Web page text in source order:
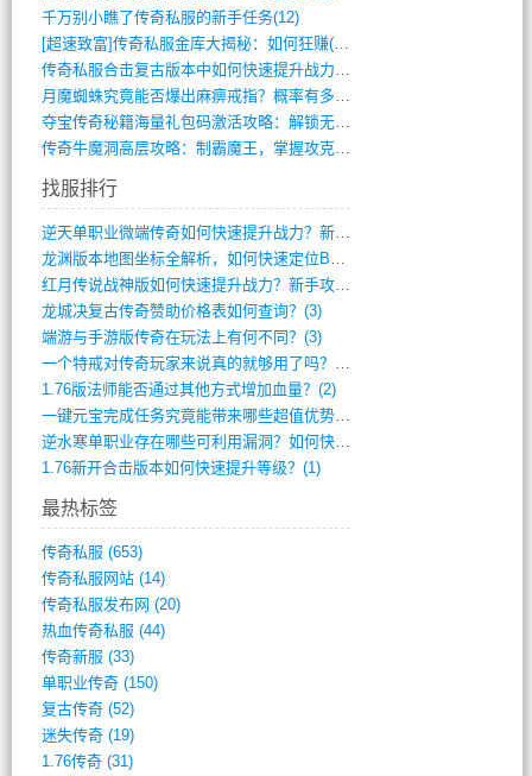
千万别小瞧了传奇私服的新手任务(12)
[超速致富]传奇私服金库大揭秘：如何狂赚(590)
传奇私服合击复古版本中如何快速提升战力与(917)
月魔蜘蛛究竟能否爆出麻痹戒指？概率有多大(11)
夺宝传奇秘籍海量礼包码激活攻略：解锁无限(587)
传奇牛魔洞高层攻略：制霸魔王，掌握攻克要(12)
找服排行
逆天单职业微端传奇如何快速提升战力？新手(4)
龙渊版本地图坐标全解析，如何快速定位BO(4)
红月传说战神版如何快速提升战力？新手攻略(3)
龙城决复古传奇赞助价格表如何查询？(3)
端游与手游版传奇在玩法上有何不同？(3)
一个特戒对传奇玩家来说真的就够用了吗？(2)
1.76版法师能否通过其他方式增加血量？(2)
一键元宝完成任务究竟能带来哪些超值优势？(1)
逆水寒单职业存在哪些可利用漏洞？如何快速(1)
1.76新开合击版本如何快速提升等级？(1)
最热标签
传奇私服 (653)
传奇私服网站(14)
传奇私服发布网 (20)
热血传奇私服 (44)
传奇新服 (33)
单职业传奇(150)
复古传奇(52)
迷失传奇(19)
1.76传奇(31)